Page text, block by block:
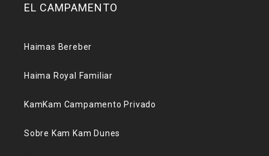
EL CAMPAMENTO
Haimas Bereber
Haima Royal Familiar
KamKam Campamento Privado
Sobre Kam Kam Dunes